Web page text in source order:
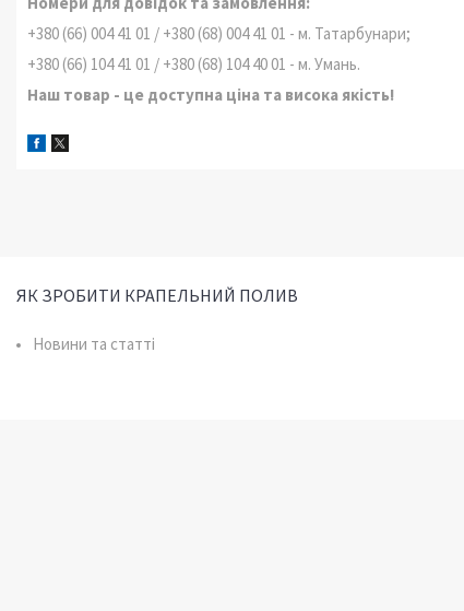
+380 (66) 004 41 01 / +380 (68) 004 41 01 - м. Татарбунари;
+380 (66) 104 41 01 / +380 (68) 104 40 01 - м. Умань.
Наш товар - це доступна ціна та висока якість!
ЯК ЗРОБИТИ КРАПЕЛЬНИЙ ПОЛИВ
Новини та статті